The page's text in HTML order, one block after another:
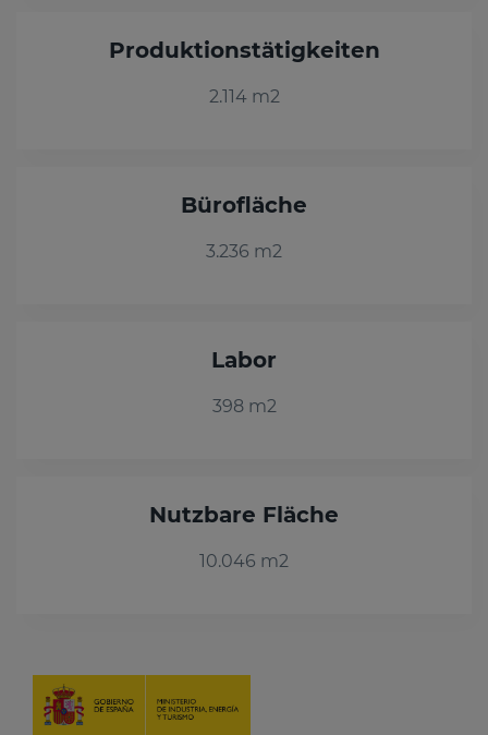
Produktionstätigkeiten
2.114 m2
Bürofläche
3.236 m2
Labor
398 m2
Nutzbare Fläche
10.046 m2